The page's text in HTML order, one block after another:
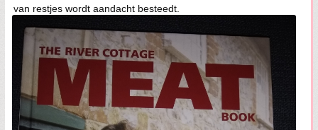
van restjes wordt aandacht besteedt.